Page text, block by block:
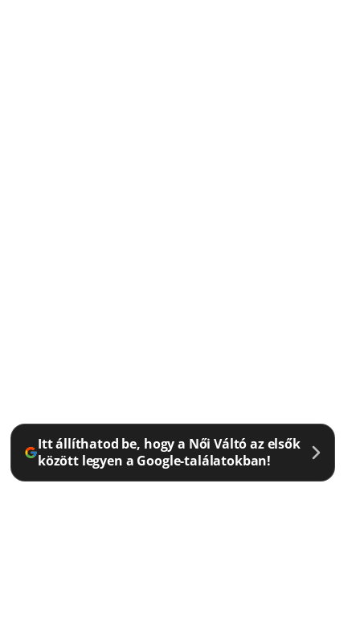
Itt állíthatod be, hogy a Női Váltó az elsők
között legyen a Google-találatokban!